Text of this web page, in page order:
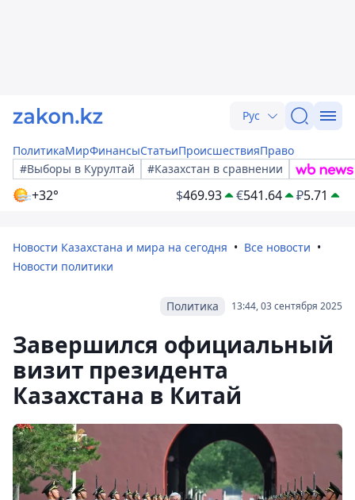
Рус
ПолитикаМирФинансыСтатьиПроисшествияПраво
#Выборы в Курултай
#Казахстан в сравнении
+32° $469.93 €541.64 ₽5.71
Новости Казахстана и мира на сегодня
Все новости
Новости политики
13:44, 03 сентября 2025
Политика
Завершился официальный
визит президента
Казахстана в Китай